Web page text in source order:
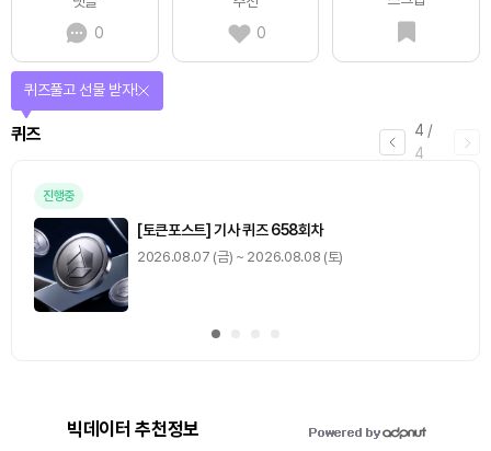
0
0
4 /
4
퀴즈
퀴즈풀고 선물 받자!
진행중
[토큰포스트] 기사 퀴즈 658회차
2026.08.07 (금) ~ 2026.08.08 (토)
빅데이터 추천정보